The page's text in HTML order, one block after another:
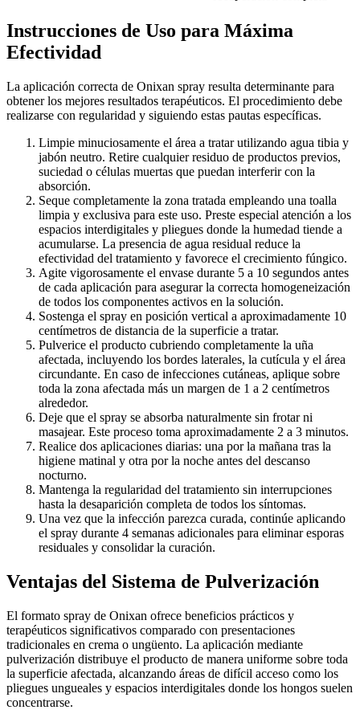
Instrucciones de Uso para Máxima
Efectividad
La aplicación correcta de Onixan spray resulta determinante para
obtener los mejores resultados terapéuticos. El procedimiento debe
realizarse con regularidad y siguiendo estas pautas específicas.
Limpie minuciosamente el área a tratar utilizando agua tibia y
jabón neutro. Retire cualquier residuo de productos previos,
suciedad o células muertas que puedan interferir con la
absorción.
Seque completamente la zona tratada empleando una toalla
limpia y exclusiva para este uso. Preste especial atención a los
espacios interdigitales y pliegues donde la humedad tiende a
acumularse. La presencia de agua residual reduce la
efectividad del tratamiento y favorece el crecimiento fúngico.
Agite vigorosamente el envase durante 5 a 10 segundos antes
de cada aplicación para asegurar la correcta homogeneización
de todos los componentes activos en la solución.
Sostenga el spray en posición vertical a aproximadamente 10
centímetros de distancia de la superficie a tratar.
Pulverice el producto cubriendo completamente la uña
afectada, incluyendo los bordes laterales, la cutícula y el área
circundante. En caso de infecciones cutáneas, aplique sobre
toda la zona afectada más un margen de 1 a 2 centímetros
alrededor.
Deje que el spray se absorba naturalmente sin frotar ni
masajear. Este proceso toma aproximadamente 2 a 3 minutos.
Realice dos aplicaciones diarias: una por la mañana tras la
higiene matinal y otra por la noche antes del descanso
nocturno.
Mantenga la regularidad del tratamiento sin interrupciones
hasta la desaparición completa de todos los síntomas.
Una vez que la infección parezca curada, continúe aplicando
el spray durante 4 semanas adicionales para eliminar esporas
residuales y consolidar la curación.
Ventajas del Sistema de Pulverización
El formato spray de Onixan ofrece beneficios prácticos y
terapéuticos significativos comparado con presentaciones
tradicionales en crema o ungüento. La aplicación mediante
pulverización distribuye el producto de manera uniforme sobre toda
la superficie afectada, alcanzando áreas de difícil acceso como los
pliegues ungueales y espacios interdigitales donde los hongos suelen
concentrarse.